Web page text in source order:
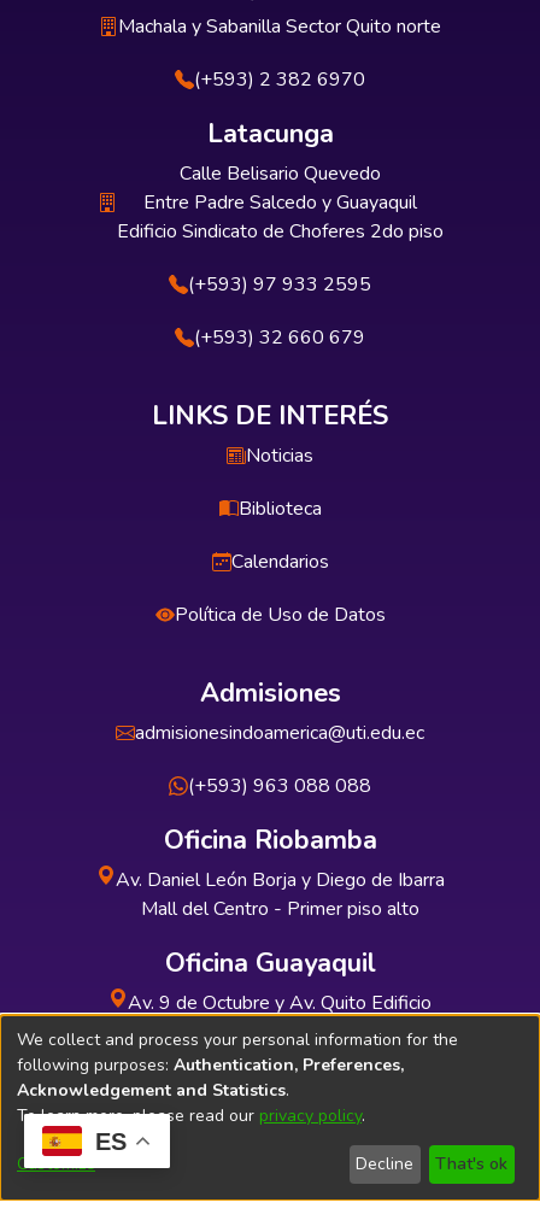
ES
Machala y Sabanilla Sector Quito norte
(+593) 2 382 6970
Latacunga
Calle Belisario Quevedo
Entre Padre Salcedo y Guayaquil
Edificio Sindicato de Choferes 2do piso
(+593) 97 933 2595
(+593) 32 660 679
LINKS DE INTERÉS
Noticias
Biblioteca
Calendarios
Política de Uso de Datos
Admisiones
admisionesindoamerica@uti.edu.ec
(+593) 963 088 088
Oficina Riobamba
Av. Daniel León Borja y Diego de Ibarra
Mall del Centro - Primer piso alto
Oficina Guayaquil
Av. 9 de Octubre y Av. Quito Edificio
INDUAUTO - Planta baja
Soporte Técnico Bibliolatino.com
We collect and process your personal information for the
following purposes: Authentication, Preferences,
Acknowledgement and Statistics.
To learn more, please read our privacy policy.
Customize Decline That's ok